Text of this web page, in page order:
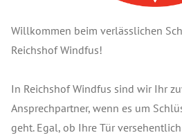
Willkommen beim verlässlichen
Reichshof Windfus!
In Reichshof Windfus sind wir Ihr
Ansprechpartner, wenn es um
geht. Egal, ob Ihre Tür